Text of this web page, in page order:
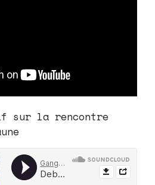
sur la rencontre